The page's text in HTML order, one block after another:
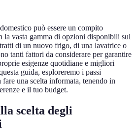
può essere un compito
la vasta gamma di opzioni disponibili sul
di un nuovo frigo, di una lavatrice o
tanti fattori da considerare per garantire
esigenze quotidiane e migliori
guida, esploreremo i passi
una scelta informata, tenendo in
e il tuo budget.
scelta degli